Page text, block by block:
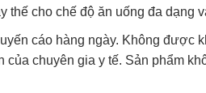
thế cho chế độ ăn uống đa dạng
cáo hàng ngày. Không được
của chuyên gia y tế. Sản phẩm